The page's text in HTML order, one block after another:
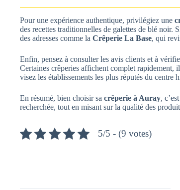
Pour une expérience authentique, privilégiez une
des recettes traditionnelles de galettes de blé noir.
des adresses comme la Crêperie La Base, qui
Enfin, pensez à consulter les avis clients et à
Certaines crêperies affichent complet rapidement,
visez les établissements les plus réputés du centre
En résumé, bien choisir sa crêperie à Auray,
recherchée, tout en misant sur la qualité des
5/5 - (9 votes)